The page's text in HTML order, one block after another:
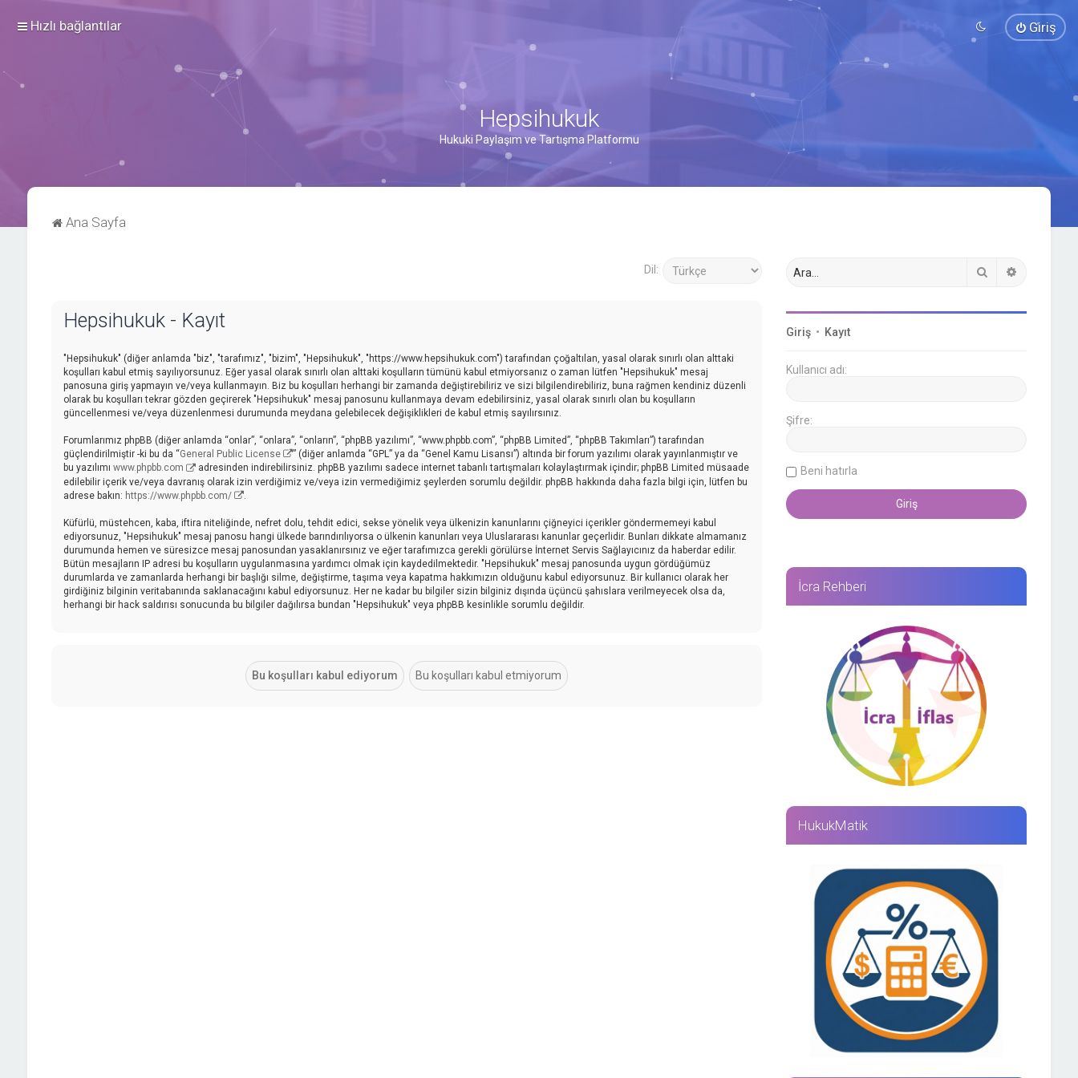
Hızlı bağlantılar Giriş
Hepsihukuk
Hukuki Paylaşım ve Tartışma Platformu
Ana Sayfa
Dil:
Hepsihukuk - Kayıt
"Hepsihukuk" (diğer anlamda "biz", "tarafımız", "bizim", "Hepsihukuk", "https://www.hepsihukuk.com") tarafından çoğaltılan, yasal olarak sınırlı olan alttaki
koşulları kabul etmiş sayılıyorsunuz. Eğer yasal olarak sınırlı olan alttaki koşulların tümünü kabul etmiyorsanız o zaman lütfen "Hepsihukuk" mesaj
panosuna giriş yapmayın ve/veya kullanmayın. Biz bu koşulları herhangi bir zamanda değiştirebiliriz ve sizi bilgilendirebiliriz, buna rağmen kendiniz düzenli
olarak bu koşulları tekrar gözden geçirerek "Hepsihukuk" mesaj panosunu kullanmaya devam edebilirsiniz, yasal olarak sınırlı olan bu koşulların
güncellenmesi ve/veya düzenlenmesi durumunda meydana gelebilecek değişiklikleri de kabul etmiş sayılırsınız.
Forumlarımız phpBB (diğer anlamda “onlar”, “onlara”, “onların”, “phpBB yazılımı”, “www.phpbb.com”, “phpBB Limited”, “phpBB Takımları”) tarafından
güçlendirilmiştir -ki bu da “General Public License
” (diğer anlamda “GPL” ya da “Genel Kamu Lisansı”) altında bir forum yazılımı olarak yayınlanmıştır ve
bu yazılımı www.phpbb.com
adresinden indirebilirsiniz. phpBB yazılımı sadece internet tabanlı tartışmaları kolaylaştırmak içindir; phpBB Limited müsaade
edilebilir içerik ve/veya davranış olarak izin verdiğimiz ve/veya izin vermediğimiz şeylerden sorumlu değildir. phpBB hakkında daha fazla bilgi için, lütfen bu
adrese bakın: https://www.phpbb.com/ .
Küfürlü, müstehcen, kaba, iftira niteliğinde, nefret dolu, tehdit edici, sekse yönelik veya ülkenizin kanunlarını çiğneyici içerikler göndermemeyi kabul
ediyorsunuz, "Hepsihukuk" mesaj panosu hangi ülkede barındırılıyorsa o ülkenin kanunları veya Uluslararası kanunlar geçerlidir. Bunları dikkate almamanız
durumunda hemen ve süresizce mesaj panosundan yasaklanırsınız ve eğer tarafımızca gerekli görülürse İnternet Servis Sağlayıcınız da haberdar edilir.
Bütün mesajların IP adresi bu koşulların uygulanmasına yardımcı olmak için kaydedilmektedir. "Hepsihukuk" mesaj panosunda uygun gördüğümüz
durumlarda ve zamanlarda herhangi bir başlığı silme, değiştirme, taşıma veya kapatma hakkımızın olduğunu kabul ediyorsunuz. Bir kullanıcı olarak her
girdiğiniz bilginin veritabanında saklanacağını kabul ediyorsunuz. Her ne kadar bu bilgiler sizin bilginiz dışında üçüncü şahıslara verilmeyecek olsa da,
herhangi bir hack saldırısı sonucunda bu bilgiler dağılırsa bundan "Hepsihukuk" veya phpBB kesinlikle sorumlu değildir.
Ara
Giriş • Kayıt
Kullanıcı adı:
Şifre:
Beni hatırla
İcra Rehberi
HukukMatik